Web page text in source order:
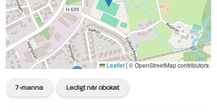
Leaflet|© OpenStreetMap contributors
Se planen på Google Maps
7-manna Ledigt när obokat